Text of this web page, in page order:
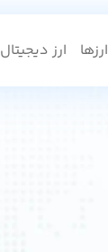
ارزها ارز دیجیتال